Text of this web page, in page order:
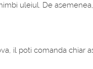
uleiul. De
il poti comanda chiar